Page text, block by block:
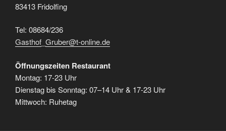
83413 Fridolfing
Tel: 08684/236
Gasthof Gruber@t-online.de
Öffnungszeiten Restaurant
Montag: 17-23 Uhr
Dienstag bis Sonntag: 07–14 Uhr & 17-23 Uhr
Mittwoch: Ruhetag